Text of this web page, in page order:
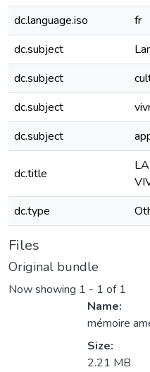
dc.language.iso
fr
dc.subject
dc.subject
dc.subject
dc.subject
dc.title
dc.type
Files
Original bundle
Now showing 1 - 1 of 1
Name:
mémoire
Size:
2.21 MB